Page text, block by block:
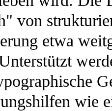
von
etwa
wie